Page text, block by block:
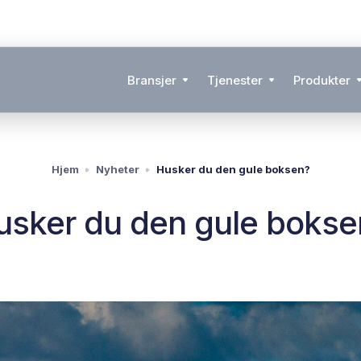
Bransjer Tjenester Produkter
Hjem Nyheter Husker du den gule boksen?
du den gule